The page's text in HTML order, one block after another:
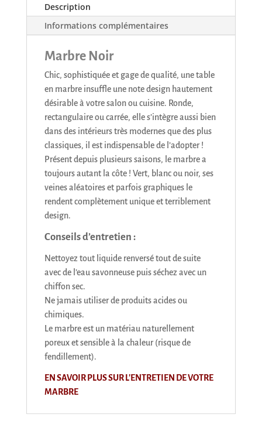
Description
Informations complémentaires
Marbre Noir
Chic, sophistiquée et gage de qualité, une table
en marbre insuffle une note design hautement
désirable à votre salon ou cuisine. Ronde,
rectangulaire ou carrée, elle s’intègre aussi bien
dans des intérieurs très modernes que des plus
classiques, il est indispensable de l’adopter !
Présent depuis plusieurs saisons, le marbre a
toujours autant la côte ! Vert, blanc ou noir, ses
veines aléatoires et parfois graphiques le
rendent complètement unique et terriblement
design.
Conseils d’entretien :
Nettoyez tout liquide renversé tout de suite
avec de l’eau savonneuse puis séchez avec un
chiffon sec.
Ne jamais utiliser de produits acides ou
chimiques.
Le marbre est un matériau naturellement
poreux et sensible à la chaleur (risque de
fendillement).
EN SAVOIR PLUS SUR L'ENTRETIEN DE VOTRE
MARBRE